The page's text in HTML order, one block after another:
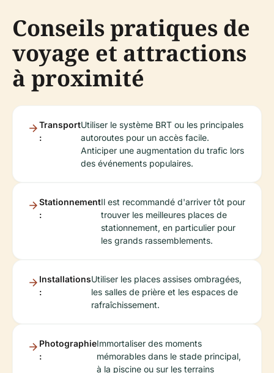
Conseils pratiques de
voyage et attractions
à proximité
Transport
:
Utiliser le système BRT ou les principales
autoroutes pour un accès facile.
Anticiper une augmentation du trafic lors
des événements populaires.
Stationnement
:
Il est recommandé d'arriver tôt pour
trouver les meilleures places de
stationnement, en particulier pour
les grands rassemblements.
Installations
:
Utiliser les places assises ombragées,
les salles de prière et les espaces de
rafraîchissement.
Photographie
:
Immortaliser des moments
mémorables dans le stade principal,
à la piscine ou sur les terrains